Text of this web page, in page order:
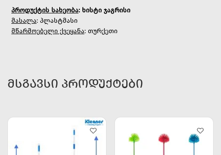
პროდუქტის სახეობა: ხისტი ჯაგრისი
მასალა: პლასტმასი
მწარმოებელი ქვეყანა: თურქეთი
ᲛᲡᲒᲐᲕᲡᲘ ᲞᲠᲝᲓᲣᲥᲢᲔᲑᲘ